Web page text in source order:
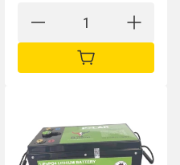
IN DEN WARENKORB